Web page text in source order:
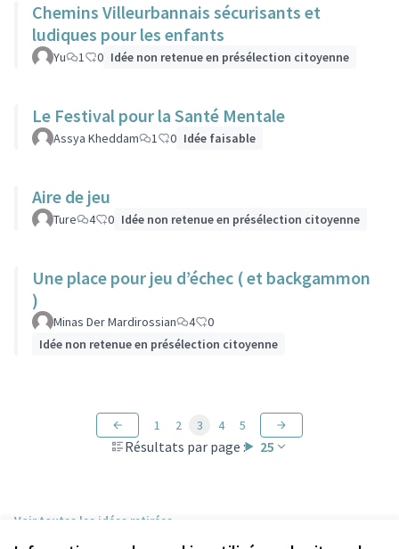
Chemins Villeurbannais sécurisants et
ludiques pour les enfants
Yu 1 0 Idée non retenue en présélection citoyenne
Le Festival pour la Santé Mentale
Assya Kheddam 1 0 Idée faisable
Aire de jeu
Ture 4 0 Idée non retenue en présélection citoyenne
Une place pour jeu d’échec ( et backgammon
)
Minas Der Mardirossian 4
0
Idée non retenue en présélection citoyenne
Résultats par page : 25
1 2 3 4 5
Voir toutes les idées retirées